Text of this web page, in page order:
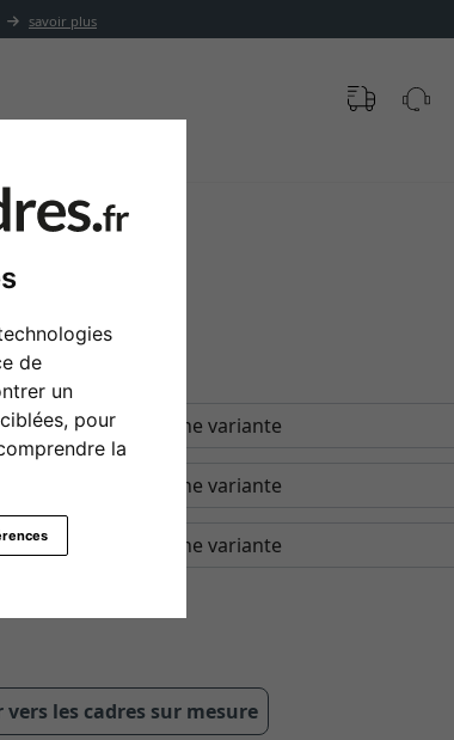
de
un
pour
la
Aulon
vers les cadres sur mesure